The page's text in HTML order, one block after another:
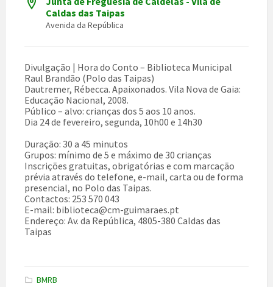
Caldas das Taipas
Avenida da República
Divulgação | Hora do Conto – Biblioteca Municipal
Raul Brandão (Polo das Taipas)
Dautremer, Rébecca. Apaixonados. Vila Nova de Gaia:
Educação Nacional, 2008.
Público – alvo: crianças dos 5 aos 10 anos.
Dia 24 de fevereiro, segunda, 10h00 e 14h30
Duração: 30 a 45 minutos
Grupos: mínimo de 5 e máximo de 30 crianças
Inscrições gratuitas, obrigatórias e com marcação
prévia através do telefone, e-mail, carta ou de forma
presencial, no Polo das Taipas.
Contactos: 253 570 043
E-mail: biblioteca@cm-guimaraes.pt
Endereço: Av. da República, 4805-380 Caldas das
Taipas
BMRB